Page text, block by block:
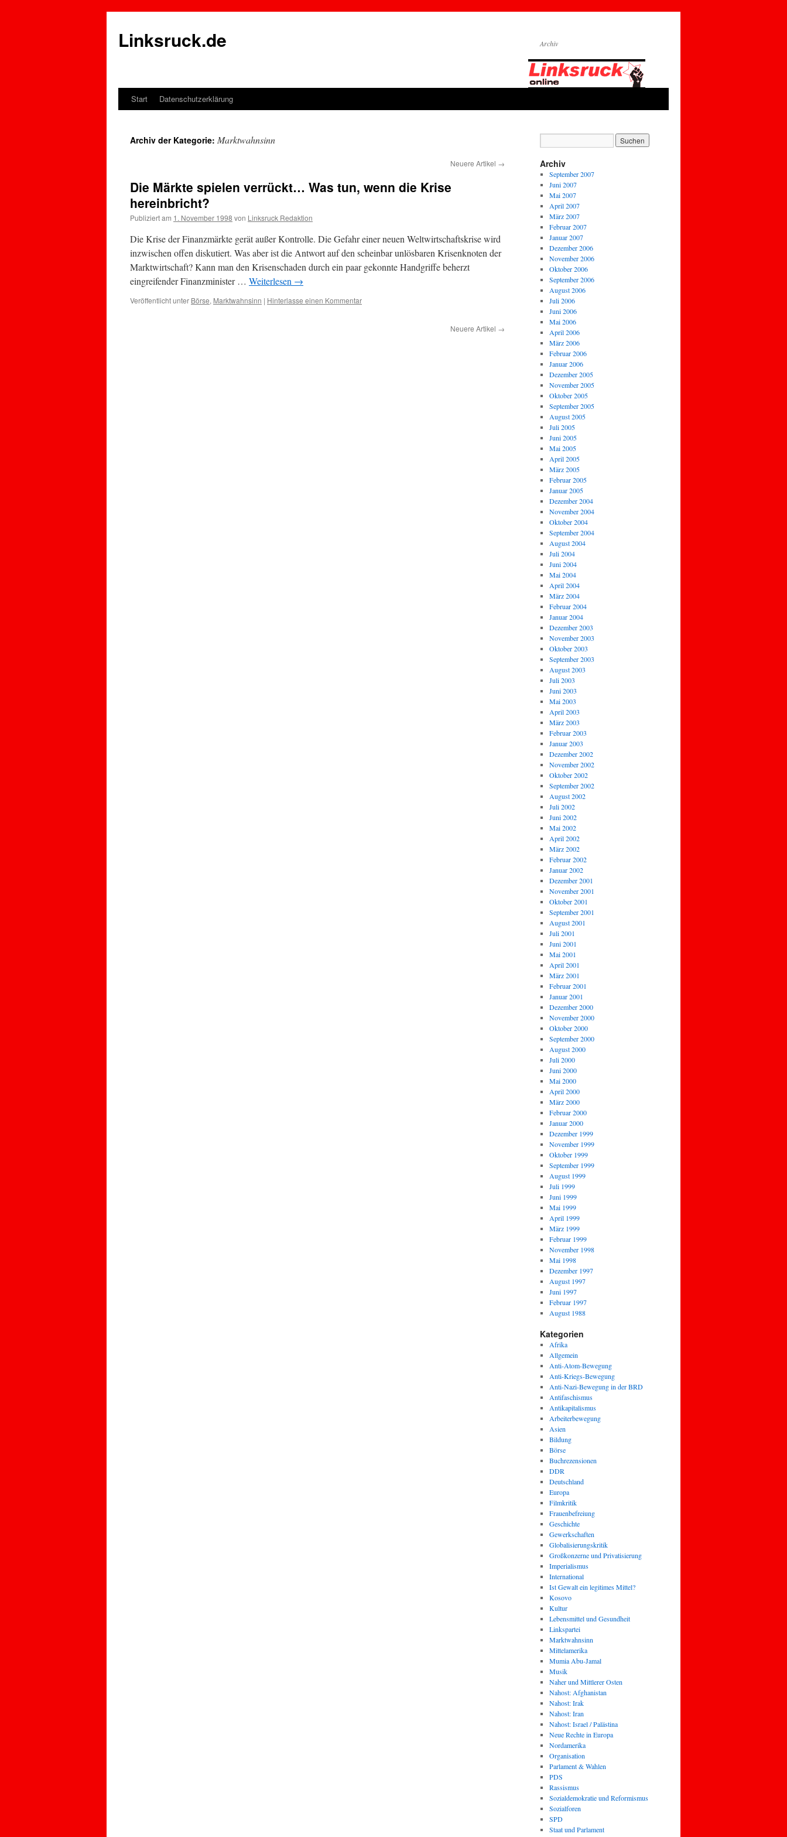
Linksruck.de Archiv
Springe
Inhalt
Start Datenschutzerklärung
Archiv der Kategorie: Marktwahnsinn
Neuere Artikel →
Die Märkte spielen verrückt… Was tun, wenn die Krise
hereinbricht?
Publiziert am 1. November 1998 von Linksruck Redaktion
Die Krise der Finanzmärkte gerät außer Kontrolle. Die Gefahr einer neuen Weltwirtschaftskrise wird
inzwischen offen diskutiert. Was aber ist die Antwort auf den scheinbar unlösbaren Krisenknoten der
Marktwirtschaft? Kann man den Krisenschaden durch ein paar gekonnte Handgriffe beherzt
eingreifender Finanzminister … Weiterlesen →
Veröffentlicht unter Börse, Marktwahnsinn | Hinterlasse einen Kommentar
Neuere Artikel →
Archiv
September 2007
Juni 2007
Mai 2007
April 2007
März 2007
Februar 2007
Januar 2007
Dezember 2006
November 2006
Oktober 2006
September 2006
August 2006
Juli 2006
Juni 2006
Mai 2006
April 2006
März 2006
Februar 2006
Januar 2006
Dezember 2005
November 2005
Oktober 2005
September 2005
August 2005
Juli 2005
Juni 2005
Mai 2005
April 2005
März 2005
Februar 2005
Januar 2005
Dezember 2004
November 2004
Oktober 2004
September 2004
August 2004
Juli 2004
Juni 2004
Mai 2004
April 2004
März 2004
Februar 2004
Januar 2004
Dezember 2003
November 2003
Oktober 2003
September 2003
August 2003
Juli 2003
Juni 2003
Mai 2003
April 2003
März 2003
Februar 2003
Januar 2003
Dezember 2002
November 2002
Oktober 2002
September 2002
August 2002
Juli 2002
Juni 2002
Mai 2002
April 2002
März 2002
Februar 2002
Januar 2002
Dezember 2001
November 2001
Oktober 2001
September 2001
August 2001
Juli 2001
Juni 2001
Mai 2001
April 2001
März 2001
Februar 2001
Januar 2001
Dezember 2000
November 2000
Oktober 2000
September 2000
August 2000
Juli 2000
Juni 2000
Mai 2000
April 2000
März 2000
Februar 2000
Januar 2000
Dezember 1999
November 1999
Oktober 1999
September 1999
August 1999
Juli 1999
Juni 1999
Mai 1999
April 1999
März 1999
Februar 1999
November 1998
Mai 1998
Dezember 1997
August 1997
Juni 1997
Februar 1997
August 1988
Kategorien
Afrika
Allgemein
Anti-Atom-Bewegung
Anti-Kriegs-Bewegung
Anti-Nazi-Bewegung in der BRD
Antifaschismus
Antikapitalismus
Arbeiterbewegung
Asien
Bildung
Börse
Buchrezensionen
DDR
Deutschland
Europa
Filmkritik
Frauenbefreiung
Geschichte
Gewerkschaften
Globalisierungskritik
Großkonzerne und Privatisierung
Imperialismus
International
Ist Gewalt ein legitimes Mittel?
Kosovo
Kultur
Lebensmittel und Gesundheit
Linkspartei
Marktwahnsinn
Mittelamerika
Mumia Abu-Jamal
Musik
Naher und Mittlerer Osten
Nahost: Afghanistan
Nahost: Irak
Nahost: Iran
Nahost: Israel / Palästina
Neue Rechte in Europa
Nordamerika
Organisation
Parlament & Wahlen
PDS
Rassismus
Sozialdemokratie und Reformismus
Sozialforen
SPD
Staat und Parlament